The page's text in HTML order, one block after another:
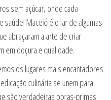
sem açúcar, onde cada
Maceió é o lar de algumas
abraçaram a arte de criar
em doçura e qualidade.
os lugares mais encantadores
culinária se unem para
são verdadeiras obras-primas.